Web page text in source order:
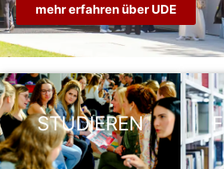
mehr erfahren über UDE
STUDIEREN